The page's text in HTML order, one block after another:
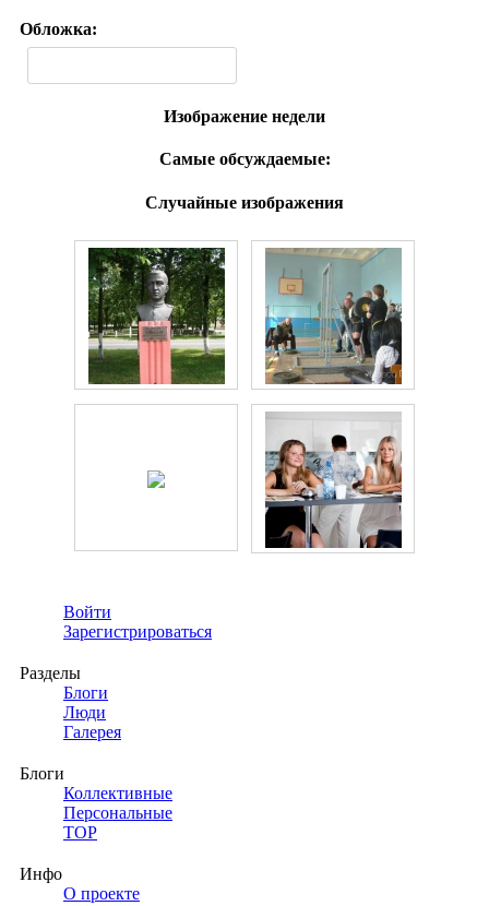
Обложка:
Изображение недели
Самые обсуждаемые:
Случайные изображения
Войти
Зарегистрироваться
Разделы
Блоги
Люди
Галерея
Блоги
Коллективные
Персональные
TOP
Инфо
О проекте